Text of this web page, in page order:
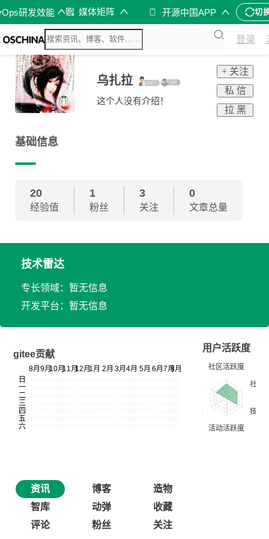
研发效能 媒体矩阵 开源中国APP 切
登录
乌扎拉
这个人没有介绍！
+ 关注
私 信
拉 黑
基础信息
20
经验值
1
粉丝
3
关注
0
文章总量
技术雷达
专长领域：暂无信息
开发平台：暂无信息
gitee贡献
用户活跃度
资讯 博客
造物
智库
动弹
收藏
评论
粉丝 关注